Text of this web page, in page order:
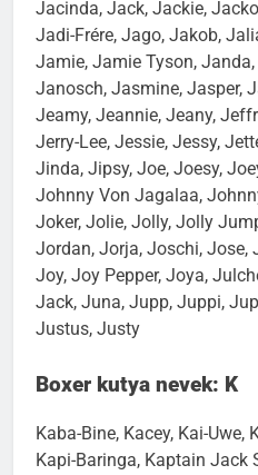
Jacinda, Jack, Jackie,
Jadi-Frére, Jago, Jakob,
Jamie, Jamie Tyson,
Janosch, Jasmine, Jasper,
Jeamy, Jeannie, Jeany,
Jerry-Lee, Jessie, Jessy,
Jinda, Jipsy, Joe, Joesy,
Johnny Von Jagalaa,
Joker, Jolie, Jolly, Jolly
Jordan, Jorja, Joschi, Jose,
Joy, Joy Pepper, Joya,
Jack, Juna, Jupp, Juppi,
Justus, Justy
Boxer kutya nevek: K
Kaba-Bine, Kacey, Kai-Uwe,
Kapi-Baringa, Kaptain Jack